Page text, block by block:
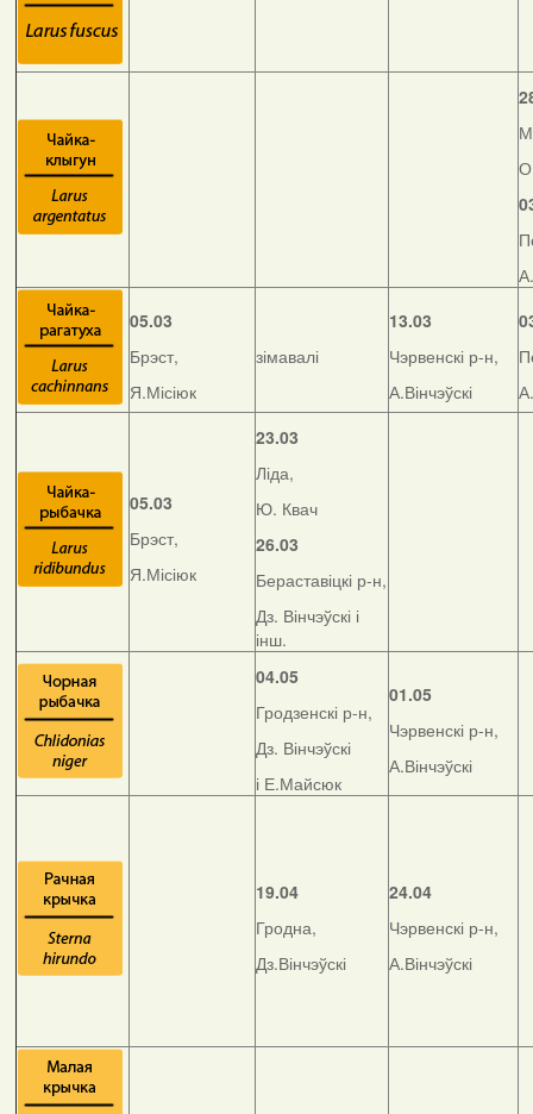
05.03
Брэст,
Я.Місіюк
зімавалі
13.03
Чэрвенскі р-н,
А.Вінчэўскі
05.03
Брэст,
Я.Місіюк
23.03
Ліда,
Ю. Квач
26.03
Бераставіцкі р-н,
Дз. Вінчэўскі і
інш.
04.05
Гродзенскі р-н,
Дз. Вінчэўскі
і Е.Майсюк
01.05
Чэрвенскі р-н,
А.Вінчэўскі
19.04
Гродна,
Дз.Вінчэўскі
24.04
Чэрвенскі р-н,
А.Вінчэўскі